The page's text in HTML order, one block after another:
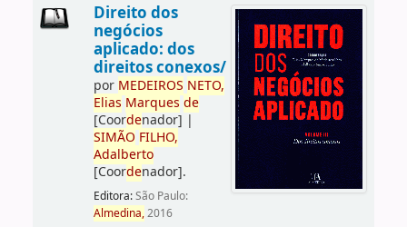
Direito dos
negócios
aplicado: dos
direitos conexos/
por MEDEIROS NETO,
Elias Marques de
[Coordenador] |
SIMÃO FILHO,
Adalberto
[Coordenador].
Editora:São Paulo:
Almedina,2016